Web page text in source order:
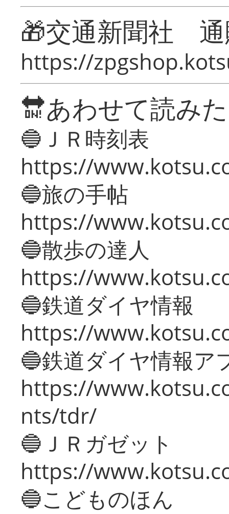
🎁交通新聞社
https://
🔛あわせて読み
🔵ＪＲ時刻表
https://
🔵旅の手帖
https://
🔵散歩の達人
https://
🔵鉄道ダイヤ情報
https://
🔵鉄道ダイヤ情報ア
https://
nts/tdr/
🔵ＪＲガゼット
https://
🔵こどものほん